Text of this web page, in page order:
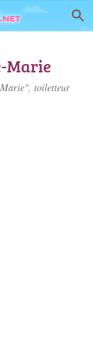
Marie
toiletteur